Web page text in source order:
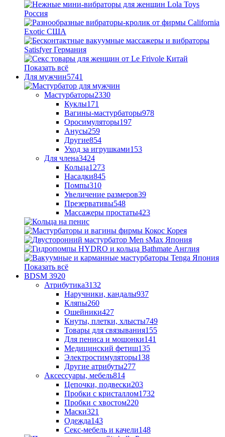
Показать всё
Для мужчин5741
Мастурбаторы2330
Куклы171
Вагины-мастурбаторы978
Оросимуляторы197
Анусы259
Другие854
Уход за игрушками153
Для члена3424
Кольца1273
Насадки845
Помпы310
Увеличение размеров39
Презервативы548
Массажеры простаты423
Показать всё
BDSM 3920
Атрибутика3132
Наручники, кандалы937
Кляпы260
Ошейники427
Кнуты, плетки, хлысты749
Товары для связывания155
Для пениса и мошонки141
Медицинский фетиш135
Электростимуляторы138
Другие атрибуты277
Аксессуары, мебель814
Цепочки, подвески203
Пробки с кристаллом1732
Пробки с хвостом220
Маски321
Одежда143
Секс-мебель и качели148